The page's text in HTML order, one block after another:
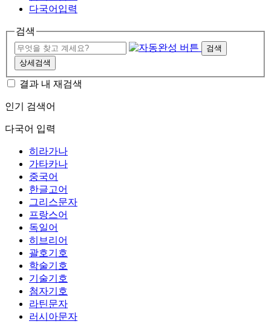
다국어입력
검색
검색
상세검색
결과 내 재검색
인기 검색어
다국어 입력
히라가나
가타카나
중국어
한글고어
그리스문자
프랑스어
독일어
히브리어
괄호기호
학술기호
기술기호
첨자기호
라틴문자
러시아문자